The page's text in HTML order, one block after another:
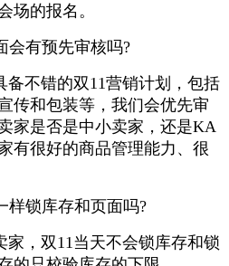
场的报名。
有预先审核吗?
不错的双11营销计划，包括
传和包装等，我们会优先审
家是否是中小卖家，还是KA
有很好的商品管理能力、很
锁库存和页面吗?
，双11当天不会锁库存和锁